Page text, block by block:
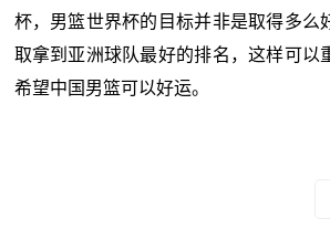
杯，男篮世界杯的目标并非是取得多么
取拿到亚洲球队最好的排名，这样可以
希望中国男篮可以好运。